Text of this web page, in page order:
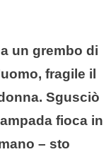
un grembo di
fragile il
Sgusciò
fioca in
– sto